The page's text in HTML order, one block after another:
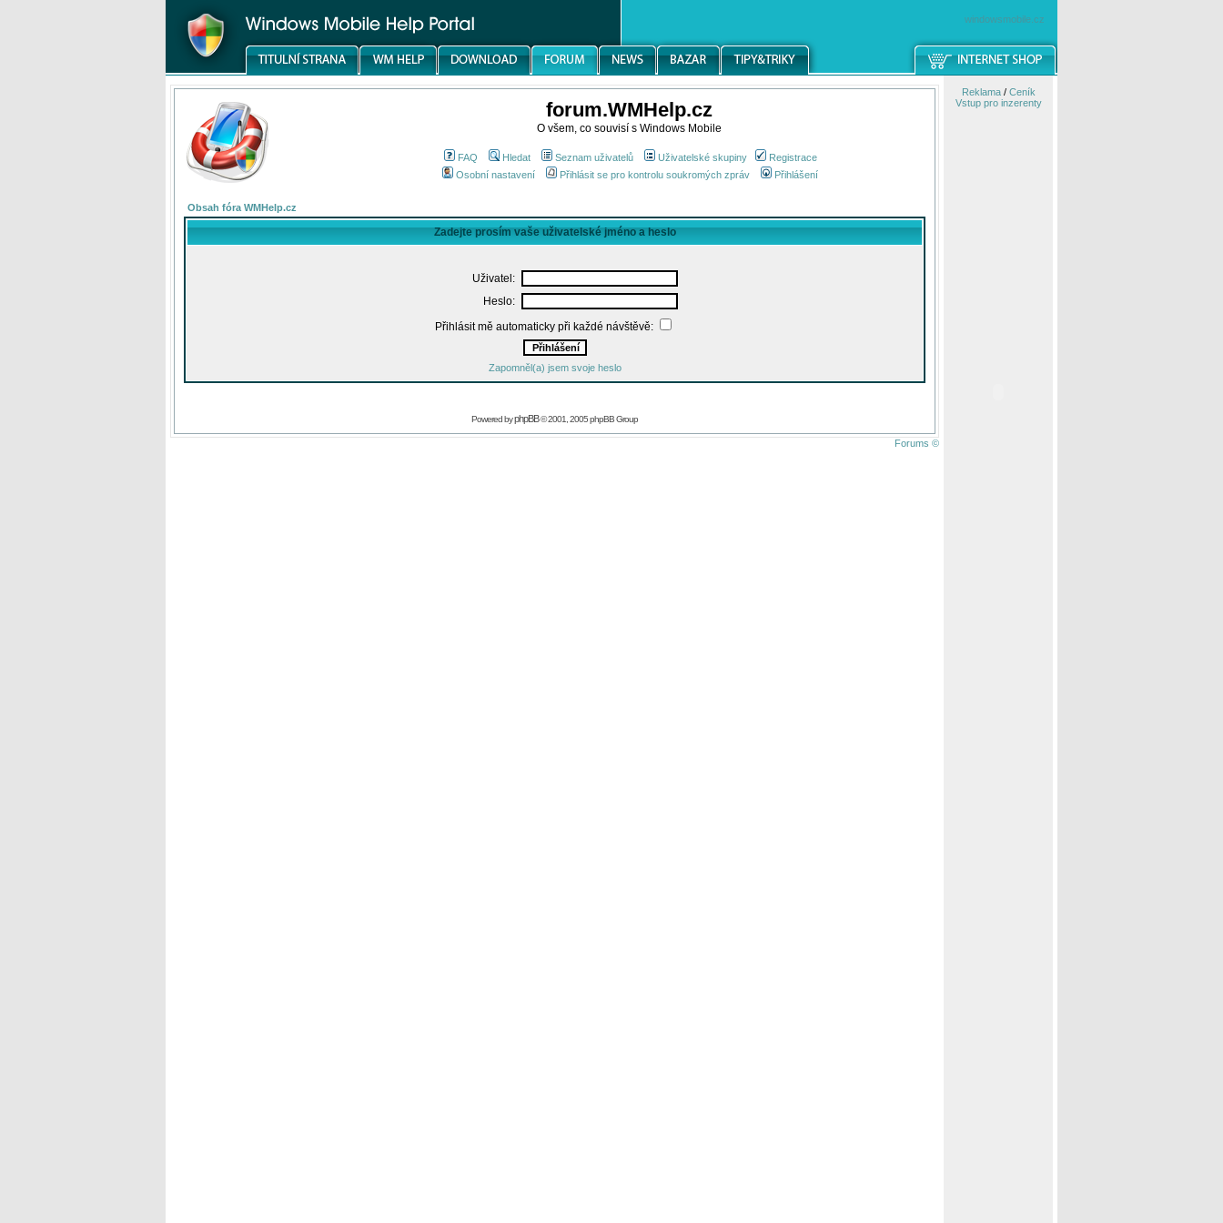
windowsmobile.cz
forum.WMHelp.cz
O všem, co souvisí s Windows Mobile
FAQ Hledat Seznam uživatelů Uživatelské skupiny
Registrace
Osobní nastavení
Přihlásit se pro kontrolu soukromých zpráv Přihlášení
Obsah fóra WMHelp.cz
Zadejte prosím vaše uživatelské jméno a heslo
Uživatel:
Heslo:
Přihlásit mě automaticky při každé návštěvě:
Zapomněl(a) jsem svoje heslo
Powered byphpBB© 2001, 2005 phpBB Group
Forums ©
Reklama/ Ceník
Vstup pro inzerenty